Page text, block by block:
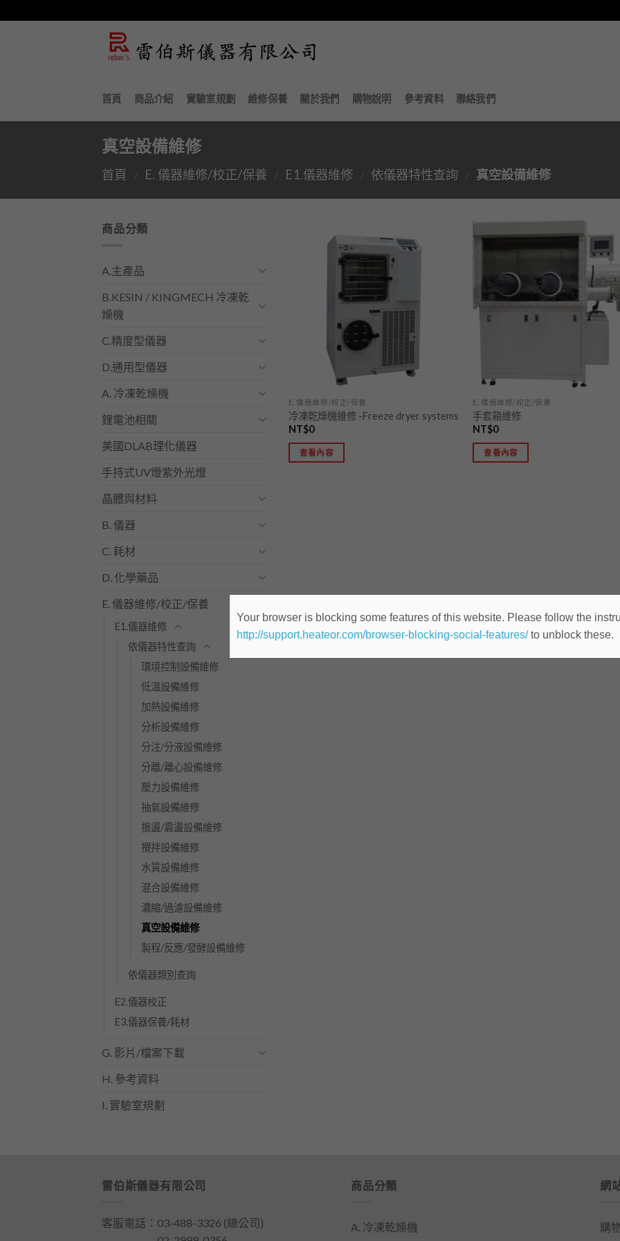
首頁 商品介紹 實驗室規劃 維修保養 關於我們 購物說明 參考資料 聯絡我們
真空設備維修
首頁 E. 儀器維修/校正/保養 E1.儀器維修 依儀器特性查詢 真空設備維修
商品分類
A.主產品
B.KESIN / KINGMECH 冷凍乾
燥機
C.精度型儀器
D.通用型儀器
A. 冷凍乾燥機
鋰電池相關
美國DLAB理化儀器
手持式UV燈紫外光燈
晶體與材料
B. 儀器
C. 耗材
D. 化學藥品
E. 儀器維修/校正/保養
E1.儀器維修
依儀器特性查詢
環境控制設備維修
低溫設備維修
加熱設備維修
分析設備維修
分注/分液設備維修
分離/離心設備維修
壓力設備維修
抽氣設備維修
振盪/震盪設備維修
攪拌設備維修
水質設備維修
混合設備維修
濃縮/過濾設備維修
真空設備維修
製程/反應/發酵設備維修
依儀器類別查詢
E2.儀器校正
E3.儀器保養/耗材
G. 影片/檔案下載
H. 參考資料
I. 實驗室規劃
E. 儀器維修/校正/保養
冷凍乾燥機維修 -Freeze dryer systems
NT$0
查看內容
E. 儀器維修/校正/保養
手套箱維修
NT$0
查看內容
雷伯斯儀器有限公司
客服電話： 03-488-3326 (總公司)
商品分類
A. 冷凍乾燥機
網
購
Your browser is blocking some features of this website. Please follow the
http://support.heateor.com/browser-blocking-social-features/to unblock these.